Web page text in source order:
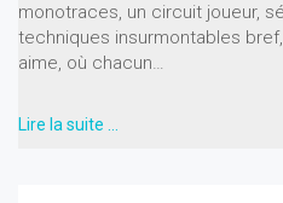
monotraces, un circuit joueur,
techniques insurmontables
aime, où chacun…
Lire la suite …